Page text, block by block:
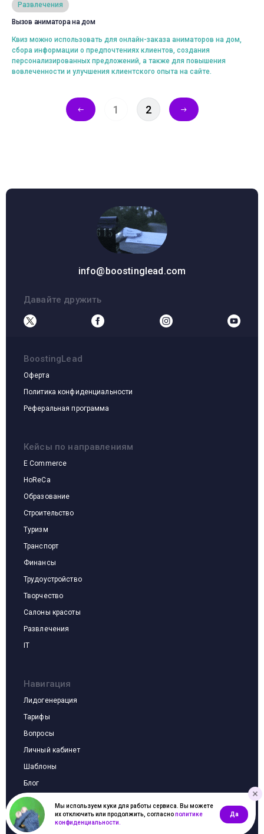
Развлечения
Вызов аниматора на дом
Квиз можно использовать для онлайн-заказа аниматоров на дом,
сбора информации о предпочтениях клиентов, создания
персонализированных предложений, а также для повышения
вовлеченности и улучшения клиентского опыта на сайте.
1 2
info@boostinglead.com
Давайте дружить
BoostingLead
Оферта
Политика конфиденциальности
Реферальная программа
Кейсы по направлениям
E Commerce
HoReCa
Образование
Строительство
Туризм
Транспорт
Финансы
Кейсы по направлениям
Трудоустройство
Творчество
Салоны красоты
Развлечения
IT
Навигация
Лидогенерация
Тарифы
Вопросы
Личный кабинет
Шаблоны
Блог
Инструмент по лидогенераци © 2026
Мы используем куки для работы сервиса. Вы можете
их отключить или продолжить, согласнополитике
конфиденциальности.
Да